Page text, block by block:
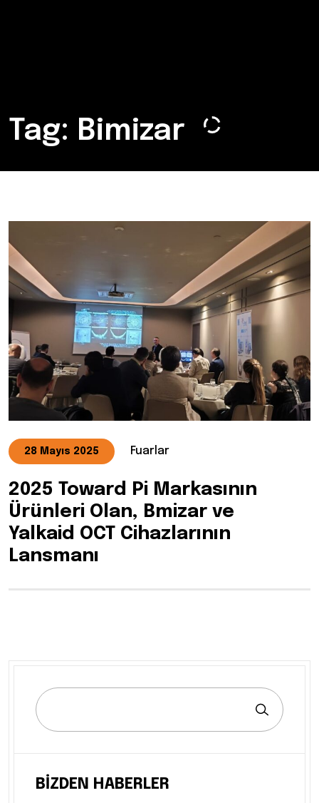
Tag: Bimizar
28 Mayıs 2025 Fuarlar
2025 Toward Pi Markasının
Ürünleri Olan, Bmizar ve
Yalkaid OCT Cihazlarının
Lansmanı
BIZDEN HABERLER